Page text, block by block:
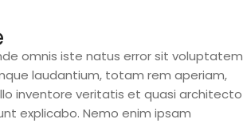
omnis iste natus error sit voluptatem
laudantium, totam rem aperiam,
inventore veritatis et quasi architecto
explicabo. Nemo enim ipsam